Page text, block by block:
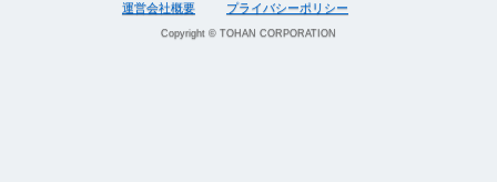
運営会社概要 プライバシーポリシー
Copyright © TOHAN CORPORATION